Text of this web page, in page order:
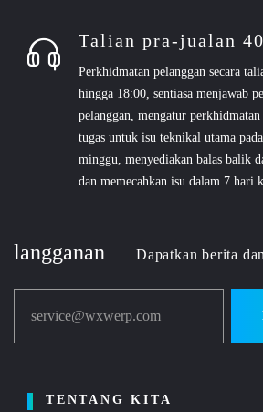
Talian pra-jualan
Perkhidmatan pelanggan secara
hingga 18:00, sentiasa menjawab
pelanggan, mengatur perkhidmatan
tugas untuk isu teknikal utama
minggu, menyediakan balas balik
dan memecahkan isu dalam 7 hari
langganan Dapatkan berita
service@wxwerp.com
TENTANG KITA